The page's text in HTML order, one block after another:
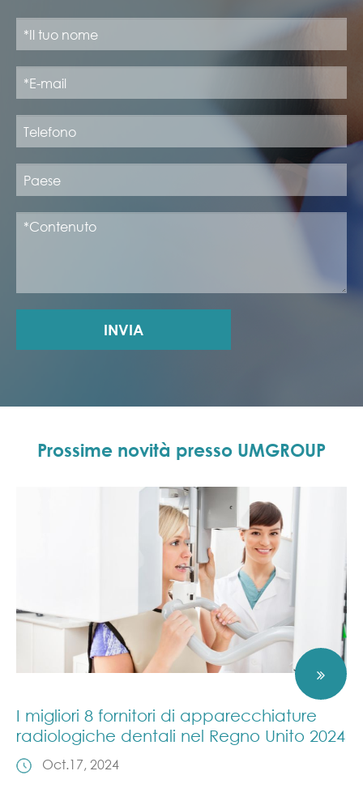
INVIA
Prossime novità presso UMGROUP
I migliori 8 fornitori di apparecchiature
radiologiche dentali nel Regno Unito 2024
Oct.17, 2024